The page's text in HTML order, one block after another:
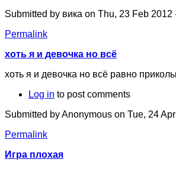
Submitted by вика on Thu, 23 Feb 2012
Permalink
хоть я и девочка но всё
хоть я и девочка но всё равно
Log in to post comments
Submitted byAnonymous on Tue, 24
Permalink
Игра плохая